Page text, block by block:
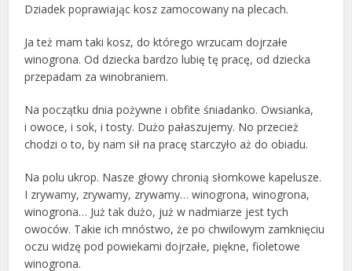
Dziadek poprawiając kosz zamocowany na plecach.
Ja też mam taki kosz, do którego wrzucam dojrzałe
winogrona. Od dziecka bardzo lubię tę pracę, od dziecka
przepadam za winobraniem.
Na początku dnia pożywne i obfite śniadanko. Owsianka,
i owoce, i sok, i tosty. Dużo pałaszujemy. No przecież
chodzi o to, by nam sił na pracę starczyło aż do obiadu.
Na polu ukrop. Nasze głowy chronią słomkowe kapelusze.
I zrywamy, zrywamy, zrywamy… winogrona, winogrona,
winogrona… Już tak dużo, już w nadmiarze jest tych
owoców. Takie ich mnóstwo, że po chwilowym zamknięciu
oczu widzę pod powiekami dojrzałe, piękne, fioletowe
winogrona.